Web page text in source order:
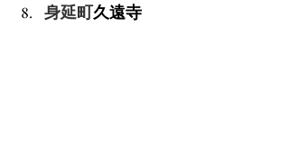
身延町久遠寺